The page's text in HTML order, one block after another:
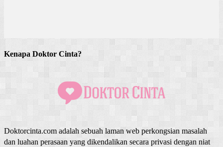
Kenapa Doktor Cinta?
Doktorcinta.com adalah sebuah laman web perkongsian masalah
dan luahan perasaan yang dikendalikan secara privasi dengan niat